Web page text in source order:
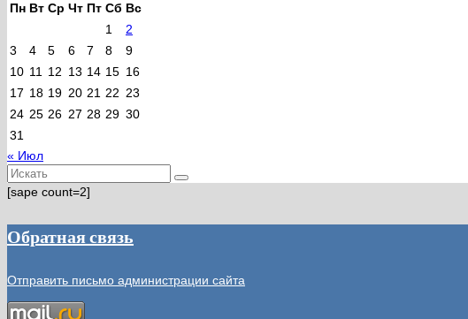
Пн Вт Ср Чт Пт Сб Вс
1
2
3
4 5 6 7 8
9
10 11 12 13 14 15 16
17 18 19 20 21 22 23
24 25 26 27 28 29 30
31
« Июл
Искать:
[sape count=2]
Обратная связь
Отправить письмо администрации сайта